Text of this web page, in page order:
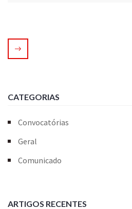
CATEGORIAS
Convocatórias
Geral
Comunicado
ARTIGOS RECENTES